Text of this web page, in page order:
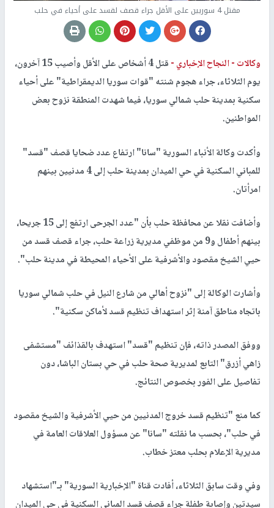
مقتل 4 سوريين على الأقل جراء قصف لقسد على أحياء في حلب
وكالات -النجاح الإخباري -
قتل 4 أشخاص على الأقل وأصيب 15 آخرون،
يوم الثلاثاء، جراء هجوم شنته "قوات سوريا الديمقراطية" على أحياء
سكنية بمدينة حلب شمالي سوريا، فيما شهدت المنطقة نزوح بعض
المواطنين.
وأكدت وكالة الأنباء السورية "سانا" ارتفاع عدد ضحايا قصف "قسد"
للمباني السكنية في حي الميدان بمدينة حلب إلى 4 مدنيين بينهم
امرأتان.
وأضافت نقلا عن محافظة حلب بأن "عدد الجرحى ارتفع إلى 15 جريحا،
بينهم أطفال و9 من موظفي مديرية زراعة حلب، جراء قصف قسد من
حيي الشيخ مقصود والأشرفية على الأحياء المحيطة في مدينة حلب".
وأشارت الوكالة إلى "نزوح أهالي من شارع النيل في حلب شمالي سوريا
باتجاه مناطق آمنة إثر استهداف تنظيم قسد لأماكن سكنية".
ووفق المصدر ذاته، فإن تنظيم "قسد" استهدف بالقذائف "مستشفى
زاهي أزرق" التابع لمديرية صحة حلب في حي بستان الباشا، دون
تفاصيل على الفور بخصوص النتائج.
كما منع "تنظيم قسد خروج المدنيين من حيي الأشرفية والشيخ مقصود
في حلب"، بحسب ما نقلته "سانا" عن مسؤول العلاقات العامة في
مديرية الإعلام بحلب معتز خطاب.
وفي وقت سابق الثلاثاء، أفادت قناة "الإخبارية السورية" بـ"استشهاد